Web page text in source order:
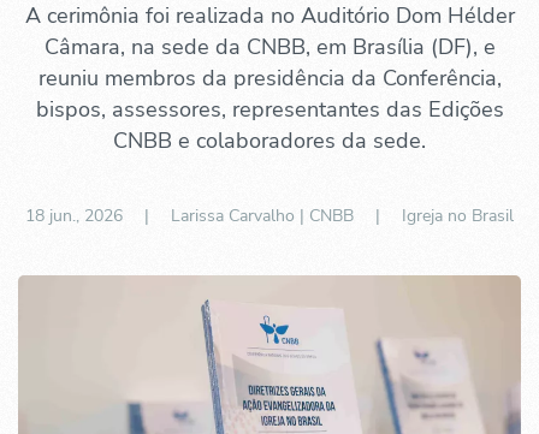
A cerimônia foi realizada no Auditório Dom Hélder
Câmara, na sede da CNBB, em Brasília (DF), e
reuniu membros da presidência da Conferência,
bispos, assessores, representantes das Edições
CNBB e colaboradores da sede.
18 jun., 2026 | Larissa Carvalho | CNBB | Igreja no Brasil